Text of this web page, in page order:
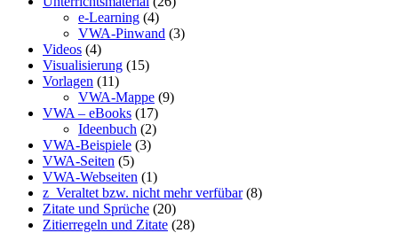
e-Learning (4)
VWA-Pinwand (3)
Videos (4)
Visualisierung (15)
Vorlagen (11)
VWA-Mappe (9)
VWA – eBooks (17)
Ideenbuch (2)
VWA-Beispiele (3)
VWA-Seiten (5)
VWA-Webseiten (1)
z_Veraltet bzw. nicht mehr verfübar(8)
Zitate und Sprüche (20)
Zitierregeln und Zitate (28)